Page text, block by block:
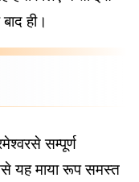
ही।
सम्पूर्ण
यह माया रूप समस्त